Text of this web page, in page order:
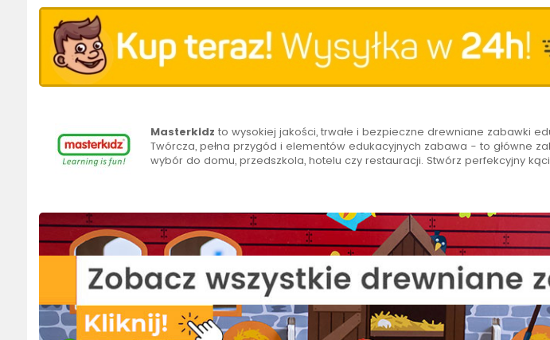
Masterkidz to wysokiej jakości, trwałe i bezpieczne drewniane zabawki
Twórcza, pełna przygód i elementów edukacyjnych zabawa - to główne
wybór do domu, przedszkola, hotelu czy restauracji. Stwórz perfekcyjny